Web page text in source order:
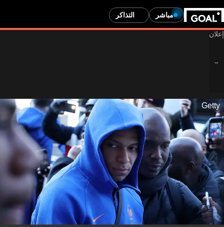
مباشر التذاكر
Getty